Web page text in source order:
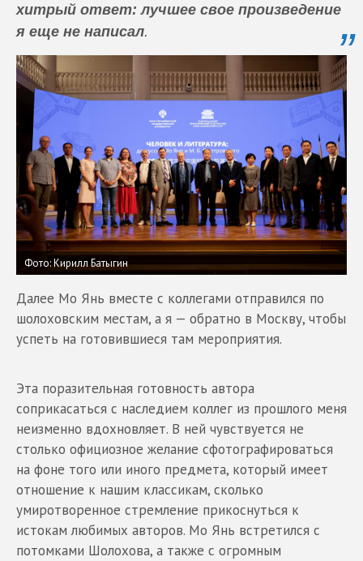
хитрый ответ: лучшее свое произведение
я еще не написал.
Фото: Кирилл Батыгин
Далее Мо Янь вместе с коллегами отправился по
шолоховским местам, а я — обратно в Москву, чтобы
успеть на готовившиеся там мероприятия.
Эта поразительная готовность автора
соприкасаться с наследием коллег из прошлого меня
неизменно вдохновляет. В ней чувствуется не
столько официозное желание сфотографироваться
на фоне того или иного предмета, который имеет
отношение к нашим классикам, сколько
умиротворенное стремление прикоснуться к
истокам любимых авторов. Мо Янь встретился с
потомками Шолохова, а также с огромным